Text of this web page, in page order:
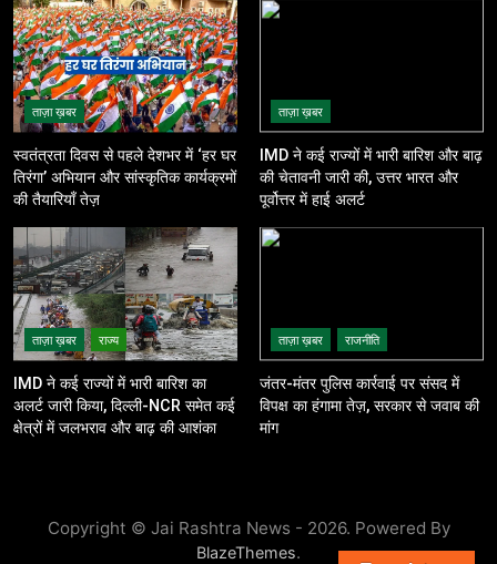
ताज़ा ख़बर
स्वतंत्रता दिवस से पहले देशभर में ‘हर घर
तिरंगा’ अभियान और सांस्कृतिक कार्यक्रमों
की तैयारियाँ तेज़
ताज़ा ख़बर
IMD ने कई राज्यों में भारी बारिश और बाढ़
की चेतावनी जारी की, उत्तर भारत और
पूर्वोत्तर में हाई अलर्ट
ताज़ा ख़बर राज्य
IMD ने कई राज्यों में भारी बारिश का
अलर्ट जारी किया, दिल्ली-NCR समेत कई
क्षेत्रों में जलभराव और बाढ़ की आशंका
ताज़ा ख़बर राजनीति
जंतर-मंतर पुलिस कार्रवाई पर संसद में
विपक्ष का हंगामा तेज़, सरकार से जवाब की
मांग
Copyright © Jai Rashtra News - 2026. Powered By
BlazeThemes.